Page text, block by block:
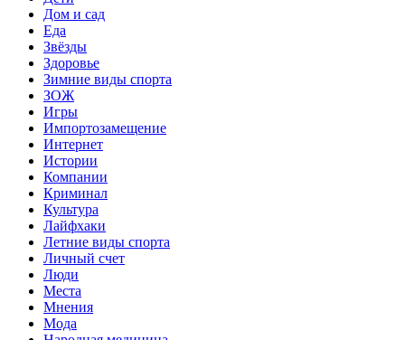
Дом и сад
Еда
Звёзды
Здоровье
Зимние виды спорта
ЗОЖ
Игры
Импортозамещение
Интернет
Истории
Компании
Криминал
Культура
Лайфхаки
Летние виды спорта
Личный счет
Люди
Места
Мнения
Мода